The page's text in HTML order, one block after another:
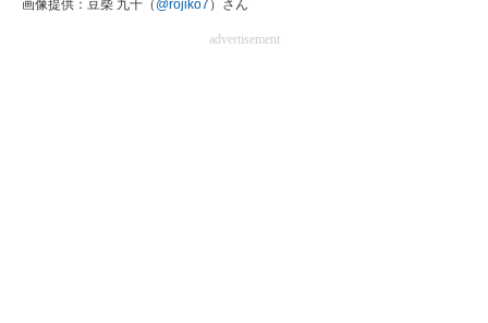
画像提供：豆柴 九十（ @rojiko7 ）さん
advertisement